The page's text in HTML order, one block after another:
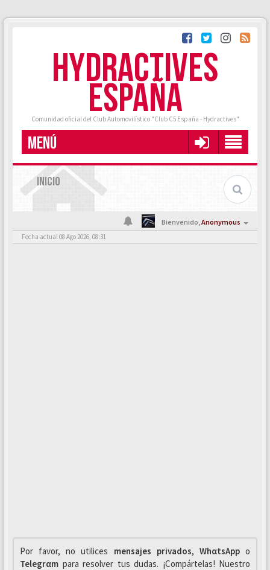
HYDRACTIVES
ESPAÑA
Comunidad oficial del Club Automovilístico "Club C5 España - Hydractives"
MENÚ
INICIO
Bienvenido,Anonymous
Fecha actual 08 Ago 2026, 08:31
Por favor, no utilices mensajes privados, WhαtsAppo
Telegrαm para resolver tus dudas. ¡Compártelas! Nuestro